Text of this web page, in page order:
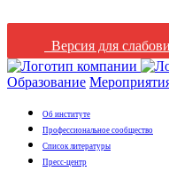
Версия для
Образование
Об институте
Профессиональное сообщество
Список литературы
Пресс-центр